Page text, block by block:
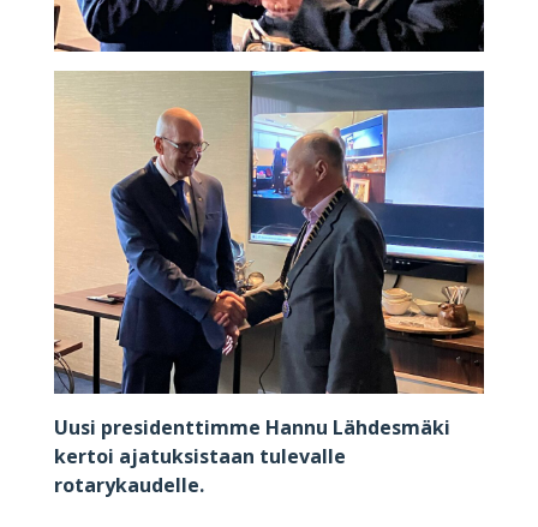
Uusi presidenttimme Hannu Lähdesmäki
kertoi ajatuksistaan tulevalle
rotarykaudelle.